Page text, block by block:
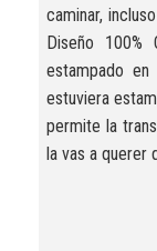
caminar,
Diseño
estampado
estuviera
permite la
la vas a querer